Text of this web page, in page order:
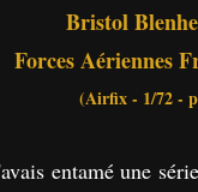
Bristol
Forces Aériennes
(Airfix - 1/72 -
entamé une